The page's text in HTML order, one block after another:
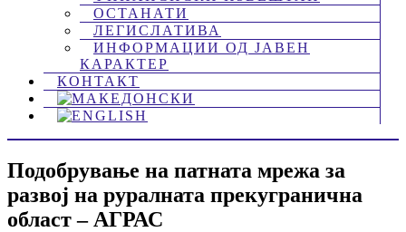
ОСТАНАТИ
ЛЕГИСЛАТИВА
ИНФОРМАЦИИ ОД ЈАВЕН
КАРАКТЕР
КОНТАКТ
Подобрување на патната мрежа за
развој на руралната прекугранична
област – АГРАС